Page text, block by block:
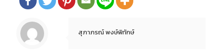
สุภาภรณ์ พงษ์พิทักษ์